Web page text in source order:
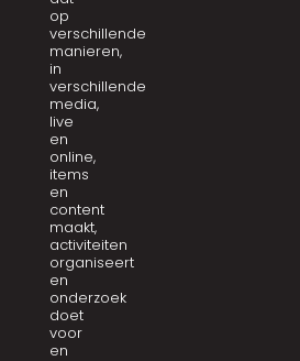
op
verschillende
manieren,
in
verschillende
media,
live
en
online,
items
en
content
maakt,
activiteiten
organiseert
en
onderzoek
doet
voor
en